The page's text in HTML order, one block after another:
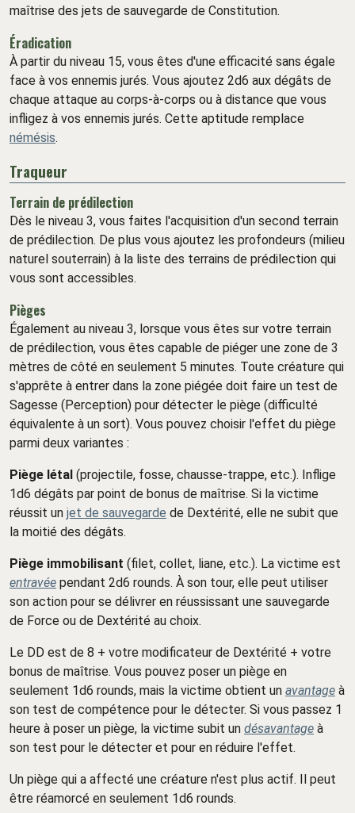
maîtrise des jets de sauvegarde de Constitution.
Éradication
À partir du niveau 15, vous êtes d'une efficacité sans égale
face à vos ennemis jurés. Vous ajoutez 2d6 aux dégâts de
chaque attaque au corps-à-corps ou à distance que vous
infligez à vos ennemis jurés. Cette aptitude remplace
némésis.
Traqueur
Terrain de prédilection
Dès le niveau 3, vous faites l'acquisition d'un second terrain
de prédilection. De plus vous ajoutez les profondeurs (milieu
naturel souterrain) à la liste des terrains de prédilection qui
vous sont accessibles.
Pièges
Également au niveau 3, lorsque vous êtes sur votre terrain
de prédilection, vous êtes capable de piéger une zone de 3
mètres de côté en seulement 5 minutes. Toute créature qui
s'apprête à entrer dans la zone piégée doit faire un test de
Sagesse (Perception) pour détecter le piège (difficulté
équivalente à un sort). Vous pouvez choisir l'effet du piège
parmi deux variantes :
Piège létal (projectile, fosse, chausse-trappe, etc.). Inflige
1d6 dégâts par point de bonus de maîtrise. Si la victime
réussit un jet de sauvegarde de Dextérité, elle ne subit que
la moitié des dégâts.
Piège immobilisant (filet, collet, liane, etc.). La victime est
entravée pendant 2d6 rounds. À son tour, elle peut utiliser
son action pour se délivrer en réussissant une sauvegarde
de Force ou de Dextérité au choix.
Le DD est de 8 + votre modificateur de Dextérité + votre
bonus de maîtrise. Vous pouvez poser un piège en
seulement 1d6 rounds, mais la victime obtient un avantage à
son test de compétence pour le détecter. Si vous passez 1
heure à poser un piège, la victime subit un désavantage à
son test pour le détecter et pour en réduire l'effet.
Un piège qui a affecté une créature n'est plus actif. Il peut
être réamorcé en seulement 1d6 rounds.